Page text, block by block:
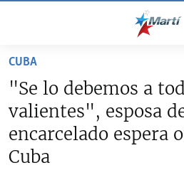
accesibilidad
contenido
principal
CUBA
DERECHOS HUMANOS
ESTADOS UNIDOS
ESTADOS UNIDOS
AMÉRICA LATINA
CUBA
"Se lo debemos a
valientes", esposa
encarcelado espera
Cuba